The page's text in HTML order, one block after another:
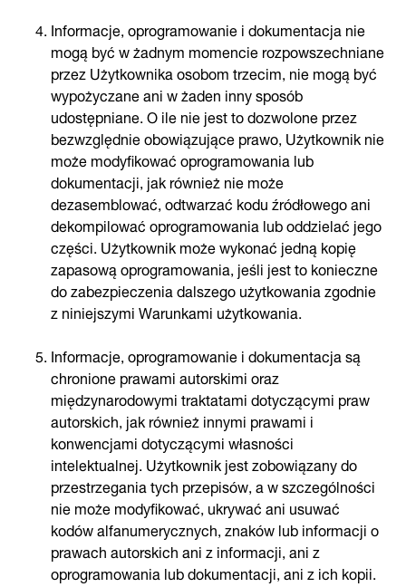
Informacje, oprogramowanie i dokumentacja nie
mogą być w żadnym momencie rozpowszechniane
przez Użytkownika osobom trzecim, nie mogą być
wypożyczane ani w żaden inny sposób
udostępniane. O ile nie jest to dozwolone przez
bezwzględnie obowiązujące prawo, Użytkownik nie
może modyfikować oprogramowania lub
dokumentacji, jak również nie może
dezasemblować, odtwarzać kodu źródłowego ani
dekompilować oprogramowania lub oddzielać jego
części. Użytkownik może wykonać jedną kopię
zapasową oprogramowania, jeśli jest to konieczne
do zabezpieczenia dalszego użytkowania zgodnie
z niniejszymi Warunkami użytkowania.
Informacje, oprogramowanie i dokumentacja są
chronione prawami autorskimi oraz
międzynarodowymi traktatami dotyczącymi praw
autorskich, jak również innymi prawami i
konwencjami dotyczącymi własności
intelektualnej. Użytkownik jest zobowiązany do
przestrzegania tych przepisów, a w szczególności
nie może modyfikować, ukrywać ani usuwać
kodów alfanumerycznych, znaków lub informacji o
prawach autorskich ani z informacji, ani z
oprogramowania lub dokumentacji, ani z ich kopii.